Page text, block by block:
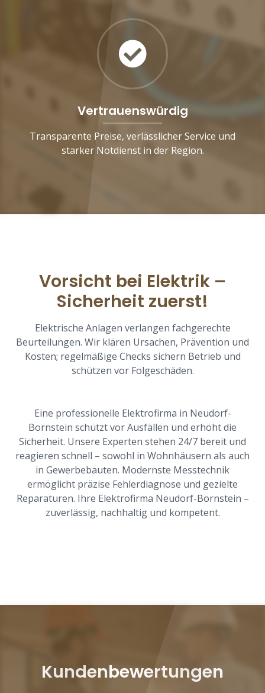
Vertrauenswürdig
Transparente Preise, verlässlicher Service und
starker Notdienst in der Region.
Vorsicht bei Elektrik –
Sicherheit zuerst!
Elektrische Anlagen verlangen fachgerechte
Beurteilungen. Wir klären Ursachen, Prävention und
Kosten; regelmäßige Checks sichern Betrieb und
schützen vor Folgeschäden.
Eine professionelle Elektrofirma in Neudorf-
Bornstein schützt vor Ausfällen und erhöht die
Sicherheit. Unsere Experten stehen 24/7 bereit und
reagieren schnell – sowohl in Wohnhäusern als auch
in Gewerbebauten. Modernste Messtechnik
ermöglicht präzise Fehlerdiagnose und gezielte
Reparaturen. Ihre Elektrofirma Neudorf-Bornstein –
zuverlässig, nachhaltig und kompetent.
Kundenbewertungen